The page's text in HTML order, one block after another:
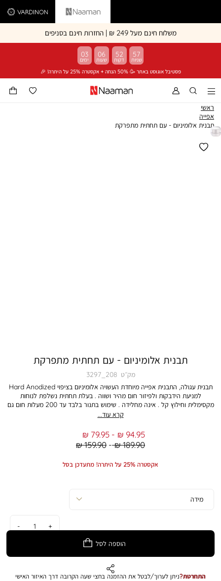
Vardinon Naaman
משלוח חינם מעל 249 ₪ | החזרות חינם בסניפים
פסטיבל אוגוסט באתר 🥳 50% הנחה + אקסטרה 25% על היתרה! 🎉
03 06 52 57
ראשי
אפייה
תבנית אלומיניום - עם תחתית מתפרקת
תבנית אלומיניום - עם תחתית מתפרקת
מק״ט 3297_208
תבנית עגולה, התבנית אפייה מיוחדת העשויה אלומיניום בציפוי Hard Anodized
למניעת הידבקות ולפיזור חום מהיר ושווה . בעלת תחתית נשלפת לנוחות
מקסימלית וחילוץ קל . אינה מחלידה . שימוש בתנור בלבד עד 200 מעלות חום גם
תאים לשימוש כ- תבנית לעוגה, תבנית לחם, תבנית אפייה, תבנית לתנור
בתמונה
קרא עוד...
Regular
Price
159.90 ₪
Regular
Price
189.90 ₪
From
79.95 ₪ To
94.95 ₪
אקסטרה 25% על היתרה! מתעדכן בסל
הוספה לסל
התחרטת?ניתן לערוך/לבטל את ההזמנה בחצי שעה הקרובה דרך האיזור האישי